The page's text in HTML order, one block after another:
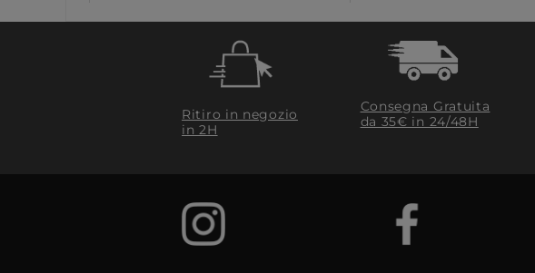
Ritiro in negozio
in 2H
Consegna Gratuita
da 35€​ in 24/48H